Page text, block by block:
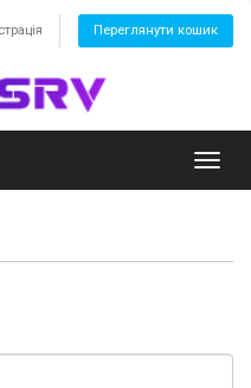
Переглянути кошик